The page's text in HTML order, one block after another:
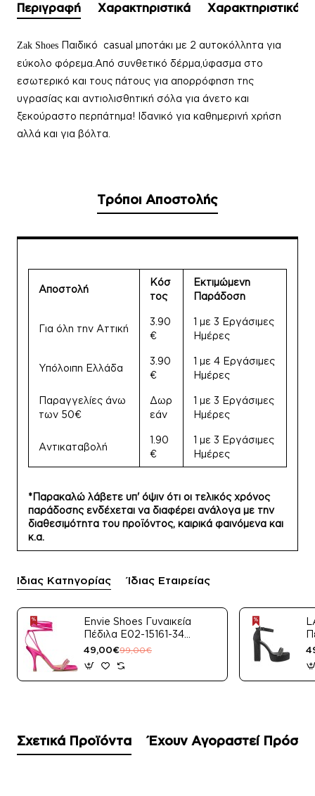
Περιγραφή Χαρακτηριστικά Χαρακτηριστικά
Zak Shoes Παιδικό casual μποτάκι με 2 αυτοκόλλητα για
εύκολο φόρεμα.Από συνθετικό δέρμα,ύφασμα στο
εσωτερικό και τους πάτους για απορρόφηση της
υγρασίας και αντιολισθητική σόλα για άνετο και
ξεκούραστο περπάτημα!
Ιδανικό για καθημερινή χρήση
αλλά και για βόλτα.
Τρόποι Αποστολής
Αποστολή
Κόσ
τος
Εκτιμώμενη
Παράδοση
Για όλη την Αττική
3.90
€
1 με 3 Εργάσιμες
Ημέρες
Υπόλοιπη Ελλάδα
3.90
€
1 με 4 Εργάσιμες
Ημέρες
Παραγγελίες άνω
των 50€
Δωρ
εάν
1 με 3 Εργάσιμες
Ημέρες
Αντικαταβολή
1.90
€
1 με 3 Εργάσιμες
Ημέρες
*Παρακαλώ λάβετε υπ' όψιν ότι οι τελικός χρόνος
παράδοσης ενδέχεται να διαφέρει ανάλογα με την
διαθεσιμότητα του προϊόντος, καιρικά φαινόμενα και
κ.α.
Ίδιας Κατηγορίας Ίδιας Εταιρείας
Envie Shoes Γυναικεία
Πέδιλα E02-15161-34
Μαύρο Satin
49,00€99,00€
Σχετικά Προϊόντα Έχουν Αγοραστεί